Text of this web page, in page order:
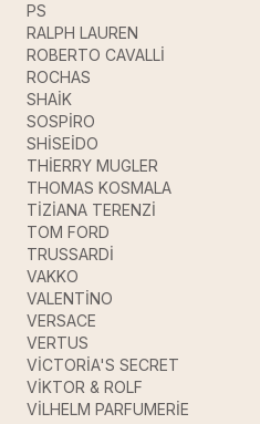
PS
RALPH LAUREN
ROBERTO CAVALLİ
ROCHAS
SHAİK
SOSPİRO
SHİSEİDO
THİERRY MUGLER
THOMAS KOSMALA
TİZİANA TERENZİ
TOM FORD
TRUSSARDİ
VAKKO
VALENTİNO
VERSACE
VERTUS
VİCTORİA'S SECRET
VİKTOR & ROLF
VİLHELM PARFUMERİE